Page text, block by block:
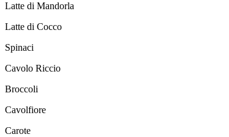
Latte di Mandorla
Latte di Cocco
Spinaci
Cavolo Riccio
Broccoli
Cavolfiore
Carote